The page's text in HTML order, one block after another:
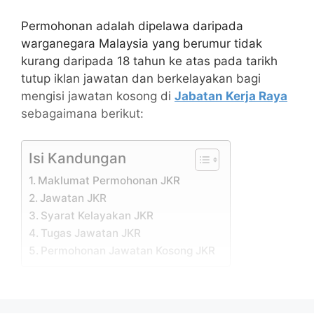
Permohonan adalah dipelawa daripada
warganegara Malaysia yang berumur tidak
kurang daripada 18 tahun ke atas pada tarikh
tutup iklan jawatan dan berkelayakan bagi
mengisi jawatan kosong di Jabatan Kerja Raya
sebagaimana berikut:
Isi Kandungan
Maklumat Permohonan JKR
Jawatan JKR
Syarat Kelayakan JKR
Tugas Jawatan JKR
Permohonan Jawatan Kosong JKR